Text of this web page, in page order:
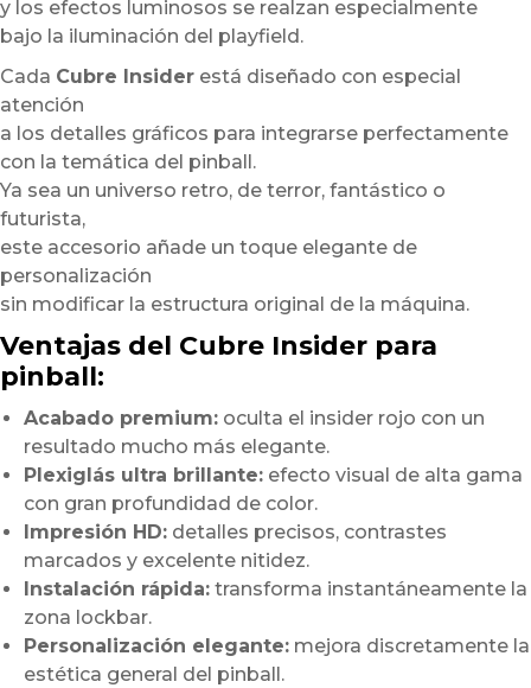
y los efectos luminosos se realzan especialmente
bajo la iluminación del playfield.
Cada Cubre Insider está diseñado con especial
atención
a los detalles gráficos para integrarse perfectamente
con la temática del pinball.
Ya sea un universo retro, de terror, fantástico o
futurista,
este accesorio añade un toque elegante de
personalización
sin modificar la estructura original de la máquina.
Ventajas del Cubre Insider para
pinball:
Acabado premium: oculta el insider rojo con un
resultado mucho más elegante.
Plexiglás ultra brillante: efecto visual de alta gama
con gran profundidad de color.
Impresión HD: detalles precisos, contrastes
marcados y excelente nitidez.
Instalación rápida: transforma instantáneamente la
zona lockbar.
Personalización elegante: mejora discretamente la
estética general del pinball.